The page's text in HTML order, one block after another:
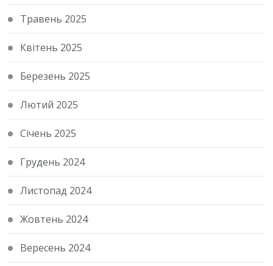
Травень 2025
Квітень 2025
Березень 2025
Лютий 2025
Січень 2025
Грудень 2024
Листопад 2024
Жовтень 2024
Вересень 2024